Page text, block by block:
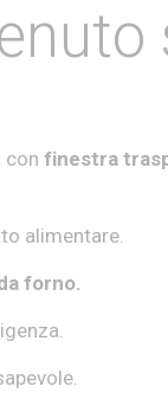
con finestra
alimentare.
forno.